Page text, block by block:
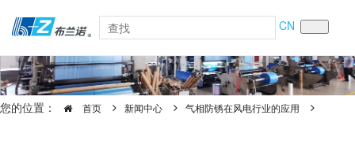
CN
您的位置： 首页 新闻中心 气相防锈在风电行业的应用